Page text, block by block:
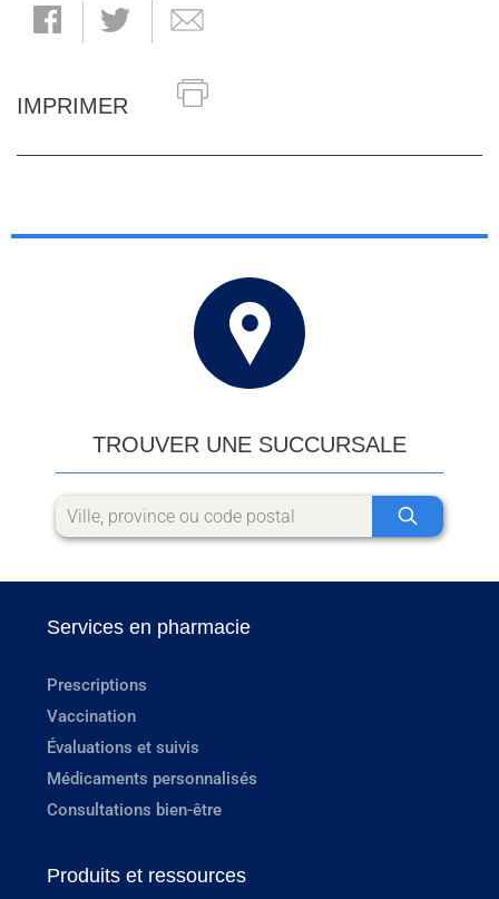
IMPRIMER
TROUVER UNE SUCCURSALE
Services en pharmacie
Prescriptions
Vaccination
Évaluations et suivis
Médicaments personnalisés
Consultations bien-être
Produits et ressources